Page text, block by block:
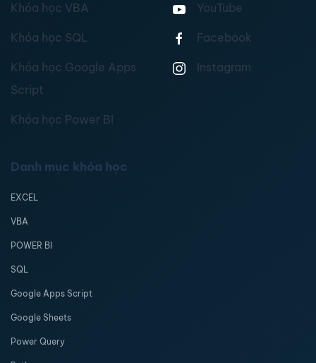
Khóa học VBA
Khóa học SQL
Khóa học Google Apps
Script
Khóa học Power BI
YouTube
Facebook
Instagram
Danh mục khóa học
EXCEL
VBA
POWER BI
SQL
Google Apps Script
Google Sheets
Power Query